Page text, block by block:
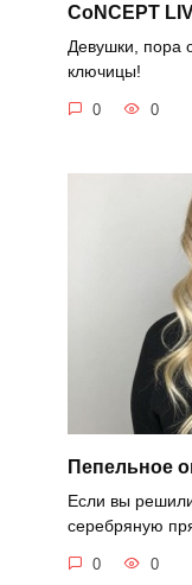
CoNCEPT
Девушки, пора
ключицы!
0 0
Пепельное
Если вы
серебряную
0 0